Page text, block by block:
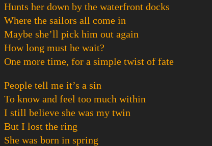
Hunts her down by the waterfront docks
Where the sailors all come in
Maybe she’ll pick him out again
How long must he wait?
One more time, for a simple twist of fate
People tell me it’s a sin
To know and feel too much within
I still believe she was my twin
But I lost the ring
She was born in spring